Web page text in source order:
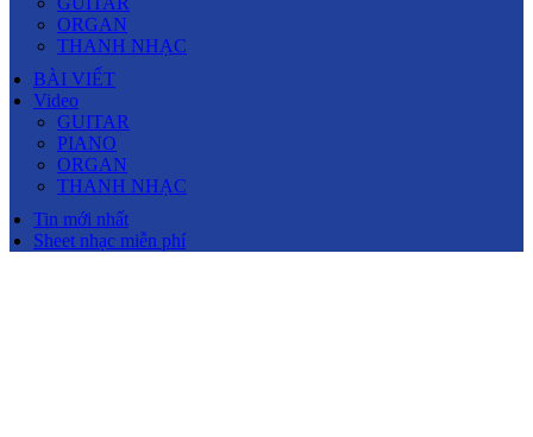
ORGAN
THANH NHẠC
BÀI VIẾT
Video
GUITAR
PIANO
ORGAN
THANH NHẠC
Tin mới nhất
Sheet nhạc miễn phí